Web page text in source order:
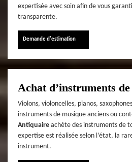
expertisée avec soin afin de vous
transparente.
Demande d'estimation
Achat d’instruments
Violons, violoncelles, pianos,
instruments de musique anciens ou
Antiquaire achète des instruments de
expertise est réalisée selon l’état, la
instrument.